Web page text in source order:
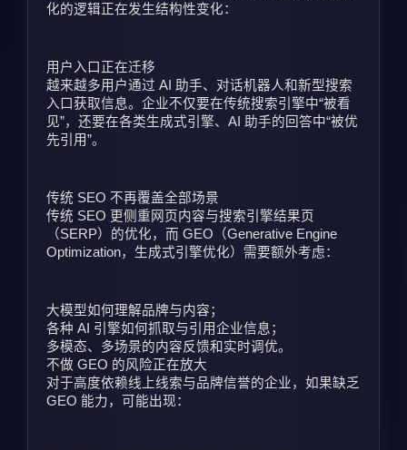
化的逻辑正在发生结构性变化：
用户入口正在迁移
越来越多用户通过 AI 助手、对话机器人和新型搜索
入口获取信息。企业不仅要在传统搜索引擎中“被看
见”，还要在各类生成式引擎、AI 助手的回答中“被优
先引用”。
传统 SEO 不再覆盖全部场景
传统 SEO 更侧重网页内容与搜索引擎结果页
（SERP）的优化，而 GEO（Generative Engine
Optimization，生成式引擎优化）需要额外考虑：
大模型如何理解品牌与内容；
各种 AI 引擎如何抓取与引用企业信息；
多模态、多场景的内容反馈和实时调优。
不做 GEO 的风险正在放大
对于高度依赖线上线索与品牌信誉的企业，如果缺乏
GEO 能力，可能出现：